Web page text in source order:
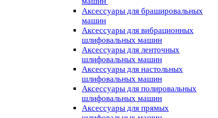
Аксессуары для брашировальных
машин
Аксессуары для вибрационных
шлифовальных машин
Аксессуары для ленточных
шлифовальных машин
Аксессуары для настольных
шлифовальных машин
Аксессуары для полировальных
шлифовальных машин
Аксессуары для прямых